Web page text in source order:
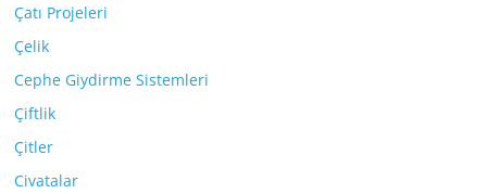
Çatı Projeleri
Çelik
Cephe Giydirme Sistemleri
Çiftlik
Çitler
Civatalar